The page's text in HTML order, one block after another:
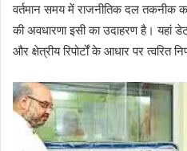
वर्तमान समय में राजनीतिक दल तकनीक
की अवधारणा इसी का उदाहरण है। यहां
और क्षेत्रीय रिपोर्टों के आधार पर त्वरित